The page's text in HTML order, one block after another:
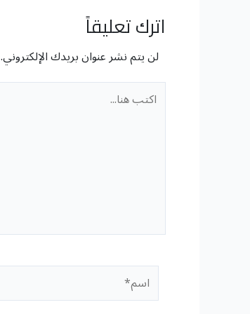
اترك تعليقاً
لن يتم نشر عنوان بريدك الإلكتروني.
اكتب
هنا...